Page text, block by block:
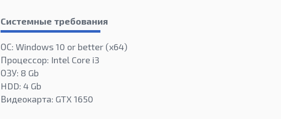
Системные требования
ОС: Windows 10 or better (х64)
Процессор: Intel Core i3
ОЗУ: 8 Gb
HDD: 4 Gb
Видеокарта: GTX 1650